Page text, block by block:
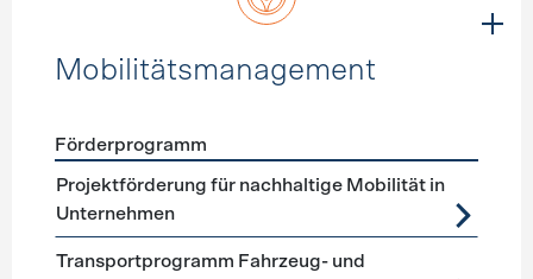
Mobilitätsmanagement
Förderprogramme Mobilitätsmanagement
Förderprogramm
Projektförderung für nachhaltige Mobilität in
Unternehmen
Transportprogramm Fahrzeug- und